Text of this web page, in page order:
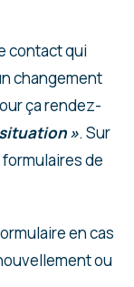
contact qui
changement
ça rendez-
». Sur
de
en cas
ou